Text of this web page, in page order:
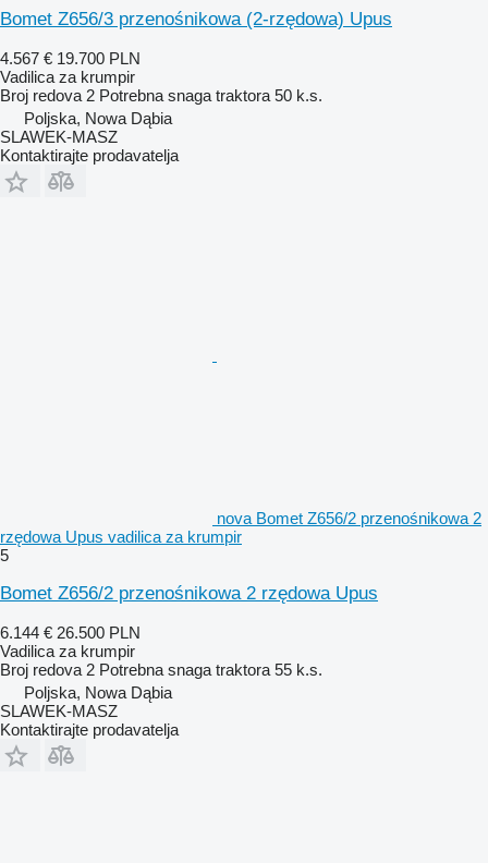
Bomet Z656/3 przenośnikowa (2-rzędowa) Upus
4.567 € 19.700 PLN
Vadilica za krumpir
Broj redova 2 Potrebna snaga traktora 50 k.s.
Poljska, Nowa Dąbia
SLAWEK-MASZ
Kontaktirajte prodavatelja
nova Bomet Z656/2 przenośnikowa 2
rzędowa Upus vadilica za krumpir
5
Bomet Z656/2 przenośnikowa 2 rzędowa Upus
6.144 € 26.500 PLN
Vadilica za krumpir
Broj redova 2 Potrebna snaga traktora 55 k.s.
Poljska, Nowa Dąbia
SLAWEK-MASZ
Kontaktirajte prodavatelja